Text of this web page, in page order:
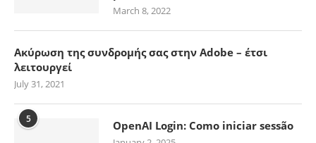
March 8, 2022
Ακύρωση της συνδρομής σας στην Adobe – έτσι
λειτουργεί
July 31, 2021
5 OpenAI Login: Como iniciar sessão